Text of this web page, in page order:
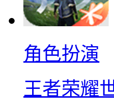
角色扮演
王者荣耀